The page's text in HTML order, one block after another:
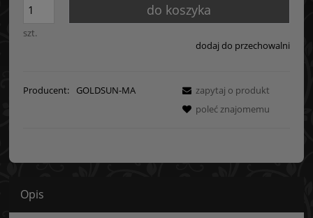
szt.
do koszyka
dodaj do przechowalni
Producent: GOLDSUN-MA
zapytaj o produkt
poleć znajomemu
Opis